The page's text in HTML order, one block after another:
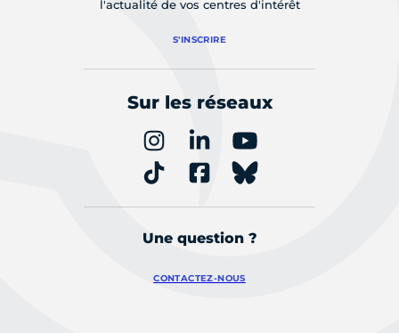
l'actualité de vos centres d'intérêt
S'INSCRIRE
Sur les réseaux
Une question ?
CONTACTEZ-NOUS